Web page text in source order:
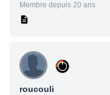
Membre depuis 20 ans
roucouli